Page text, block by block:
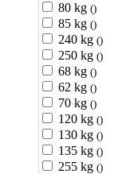
80 kg ()
85 kg ()
240 kg ()
250 kg ()
68 kg ()
62 kg ()
70 kg ()
120 kg ()
130 kg ()
135 kg ()
255 kg ()